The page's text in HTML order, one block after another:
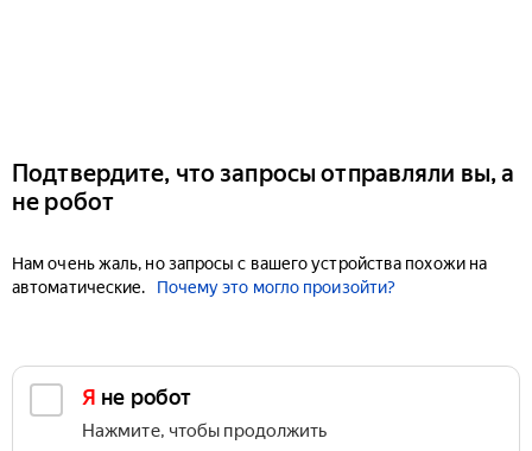
Подтвердите, что запросы отправляли вы, а
не робот
Нам очень жаль, но запросы с вашего устройства похожи на
автоматические.
Почему это могло произойти?
Я не робот
Нажмите, чтобы продолжить